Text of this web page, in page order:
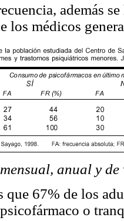
además
los médicos
anual y
que 67% de los
o